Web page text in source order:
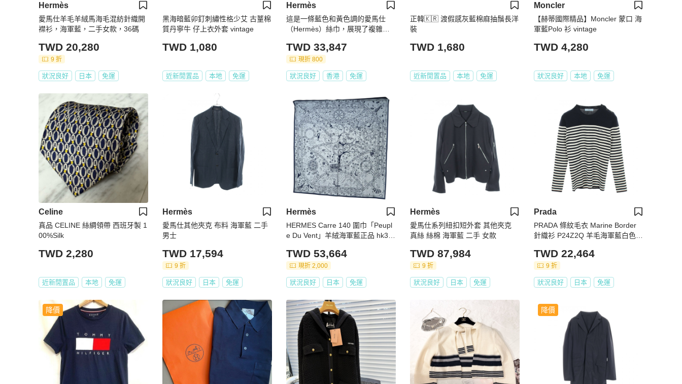
Hermès
愛馬仕羊毛羊絨馬海毛混紡針織開
襟衫，海軍藍，二手女款，36碼
TWD 20,280
9 折
狀況良好 日本 免運
黑海暗藍卯釘刺繡性格少艾 古蕫棉
質丹寧牛 仔上衣外套 vintage
TWD 1,080
近新閒置品 本地 免運
Hermès
這是一條藍色和黃色調的愛馬仕
（Hermès）絲巾，展現了複雜的
TWD 33,847
現折 800
狀況良好 香港 免運
正韓🇰🇷 渡假感灰藍棉麻抽鬚長洋
裝
TWD 1,680
近新閒置品 本地 免運
Moncler
【赫蒂國際精品】Moncler 蒙口 海
軍藍Polo 衫 vintage
TWD 4,280
狀況良好 本地 免運
Celine
真品 CELINE 絲綢領帶 西班牙製 1
00%Silk
TWD 2,280
近新閒置品 本地 免運
Hermès
愛馬仕其他夾克 布料 海軍藍 二手
男士
TWD 17,594
9 折
狀況良好 日本 免運
Hermès
HERMES Carre 140 圍巾「Peupl
e Du Vent」羊絨海軍藍正品 hk39
TWD 53,664
現折 2,000
狀況良好 日本 免運
Hermès
愛馬仕系列紐扣短外套 其他夾克
真絲 絲棉 海軍藍 二手 女款
TWD 87,984
9 折
狀況良好 日本 免運
Prada
PRADA 條紋毛衣 Marine Border
針織衫 P24Z2Q 羊毛海軍藍白色二
TWD 22,464
9 折
狀況良好 日本 免運
降價 降價